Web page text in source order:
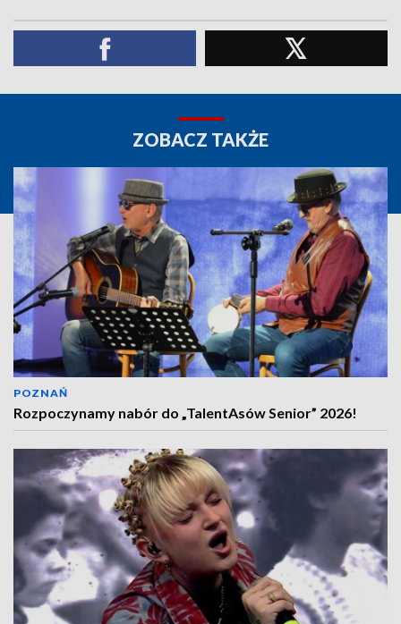
ZOBACZ TAKŻE
POZNAŃ
Rozpoczynamy nabór do „TalentAsów Senior” 2026!